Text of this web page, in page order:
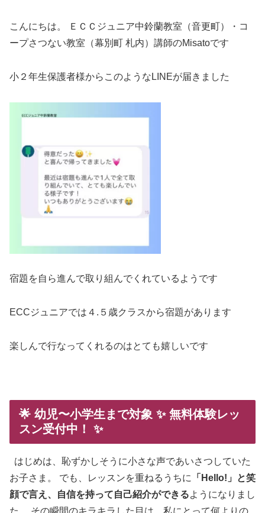
こんにちは。 ＥＣＣジュニア中鈴蘭教室（音更町）・コ
ープさつない教室（幕別町 札内）講師のMisatoです
小２年生保護者様からこのようなLINEが届きました
宿題を自ら進んで取り組んでくれているようです
ECCジュニアでは４.５歳クラスから宿題があります
楽しんで行なってくれるのはとても嬉しいです
🌟 幼児〜小学生まで対象 ✨無料体験レッ
スン受付中！ ✨
はじめは、恥ずかしそうに小さな声であいさつしていた
お子さま。 でも、レッスンを重ねるうちに
「Hello!」と笑
顔で言え、自信を持って自己紹介ができるようになりまし
た。 その瞬間のキラキラした目は、私にとって何よりの